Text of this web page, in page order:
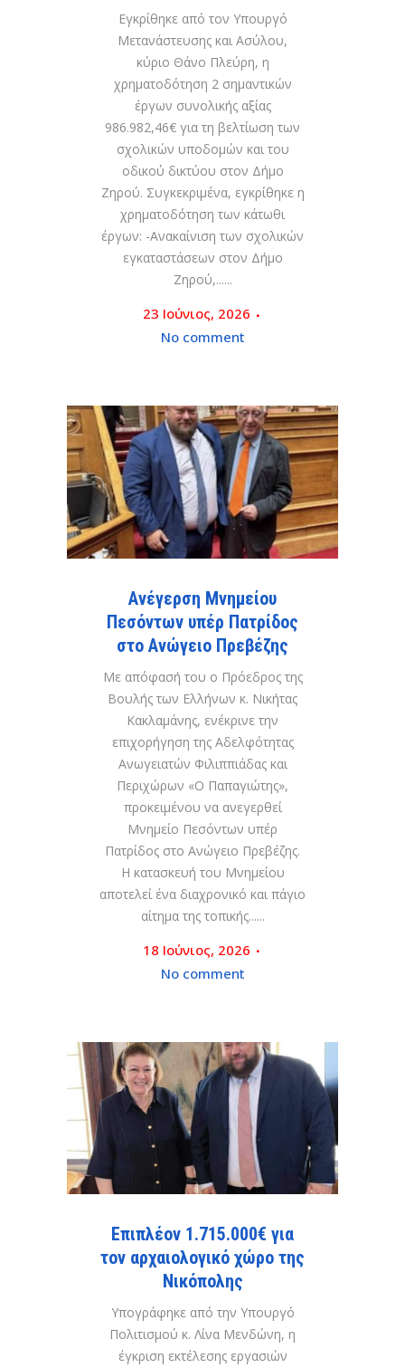
Εγκρίθηκε από τον Υπουργό
Μετανάστευσης και Ασύλου,
κύριο Θάνο Πλεύρη, η
χρηματοδότηση 2 σημαντικών
έργων συνολικής αξίας
986.982,46€ για τη βελτίωση των
σχολικών υποδομών και του
οδικού δικτύου στον Δήμο
Ζηρού. Συγκεκριμένα, εγκρίθηκε η
χρηματοδότηση των κάτωθι
έργων: -Ανακαίνιση των σχολικών
εγκαταστάσεων στον Δήμο
Ζηρού,......
23 Ιούνιος, 2026
No comment
Ανέγερση Μνημείου
Πεσόντων υπέρ Πατρίδος
στο Ανώγειο Πρεβέζης
Με απόφασή του ο Πρόεδρος της
Βουλής των Ελλήνων κ. Νικήτας
Κακλαμάνης, ενέκρινε την
επιχορήγηση της Αδελφότητας
Ανωγειατών Φιλιππιάδας και
Περιχώρων «Ο Παπαγιώτης»,
προκειμένου να ανεγερθεί
Μνημείο Πεσόντων υπέρ
Πατρίδος στο Ανώγειο Πρεβέζης.
Η κατασκευή του Μνημείου
αποτελεί ένα διαχρονικό και πάγιο
αίτημα της τοπικής......
18 Ιούνιος, 2026
No comment
Επιπλέον 1.715.000€ για
τον αρχαιολογικό χώρο της
Νικόπολης
Υπογράφηκε από την Υπουργό
Πολιτισμού κ. Λίνα Μενδώνη, η
έγκριση εκτέλεσης εργασιών